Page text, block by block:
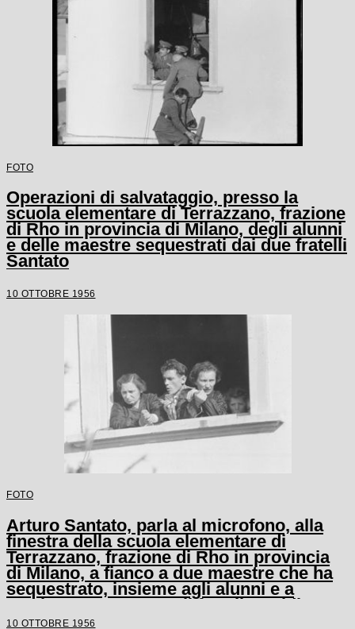
FOTO
Operazioni di salvataggio, presso la
scuola elementare di Terrazzano, frazione
di Rho in provincia di Milano, degli alunni
e delle maestre sequestrati dai due fratelli
Santato
10 OTTOBRE 1956
FOTO
Arturo Santato, parla al microfono, alla
finestra della scuola elementare di
Terrazzano, frazione di Rho in provincia
di Milano, a fianco a due maestre che ha
sequestrato, insieme agli alunni e a
un'altra maestra, con il fratello Egidio
10 OTTOBRE 1956